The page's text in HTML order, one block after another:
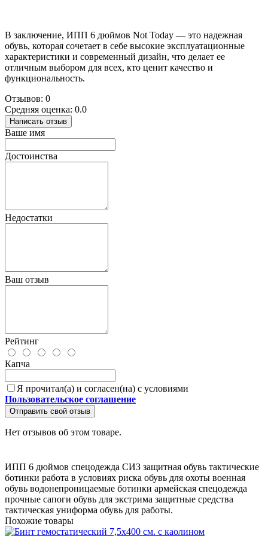
В заключение, ИПП 6 дюймов Not Today — это надежная
обувь, которая сочетает в себе высокие эксплуатационные
характеристики и современный дизайн, что делает ее
отличным выбором для всех, кто ценит качество и
функциональность.
Отзывов: 0
Средняя оценка: 0.0
Написать отзыв
Ваше имя
Достоинства
Недостатки
Ваш отзыв
Рейтинг
Капча
Я прочитал(а) и согласен(на) с условиями
Пользовательское соглашение
Отправить свой отзыв
Нет отзывов об этом товаре.
ИПП 6 дюймов спецодежда СИЗ защитная обувь тактические
ботинки работа в условиях риска обувь для охоты военная
обувь водонепроницаемые ботинки армейская спецодежда
прочные сапоги обувь для экстрима защитные средства
тактическая униформа обувь для работы.
Похожие товары